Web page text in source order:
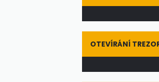
OTEVÍRÁNÍ